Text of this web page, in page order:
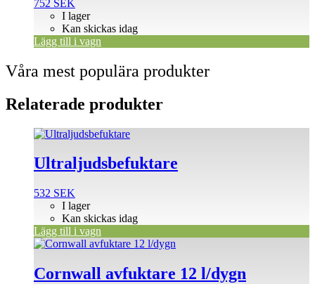
752 SEK
I lager
Kan skickas idag
Lägg till i vagn
Våra mest populära produkter
Relaterade produkter
Ultraljudsbefuktare
532 SEK
I lager
Kan skickas idag
Lägg till i vagn
Cornwall avfuktare 12 l/dygn